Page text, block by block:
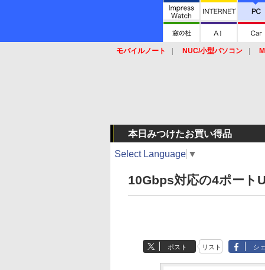
モバイルノート NUC/小型パソコン
本日みつけたお買い得品
Select Language ▼
10Gbps対応の4ポート
ポスト リスト シ